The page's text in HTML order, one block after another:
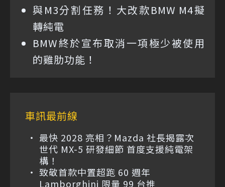
與M3分割任務！大改款BMW M4擬
轉純電
BMW終於宣布取消一項極少被使用
的雞肋功能！
車訊最前線
最快 2028 亮相？Mazda 社長揭露次
世代 MX-5 研發細節 首度支援純電架
構！
致敬首款中置超跑 60 週年
Lamborghini 限量 99 台推